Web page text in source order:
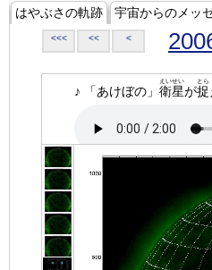
はやぶさの軌跡 宇宙からのメッ
<<< << <
♪ 「あけぼの」 衛星
えいせい
が捉
とら